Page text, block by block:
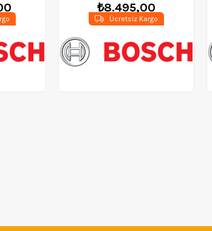
₺8.495,00
Ücretsiz Kargo